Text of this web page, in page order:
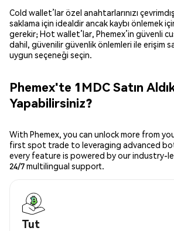
Cold wallet’lar özel anahtarlarınızı
saklama için idealdir ancak kaybı önlemek
gerekir; Hot wallet’lar, Phemex’in güvenli
dahil, güvenilir güvenlik önlemleri ile erişim
uygun seçeneği seçin.
Phemex'te 1MDC Satın
Yapabilirsiniz?
With Phemex, you can unlock more from
first spot trade to leveraging advanced
every feature is powered by our industry-
24/7 multilingual support.
Tut